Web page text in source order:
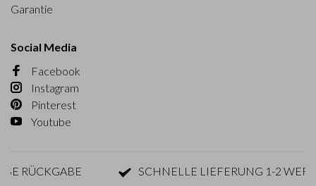
Garantie
Social Media
Facebook
Instagram
Pinterest
Youtube
SCHNELLE LIEFERUNG 1-2